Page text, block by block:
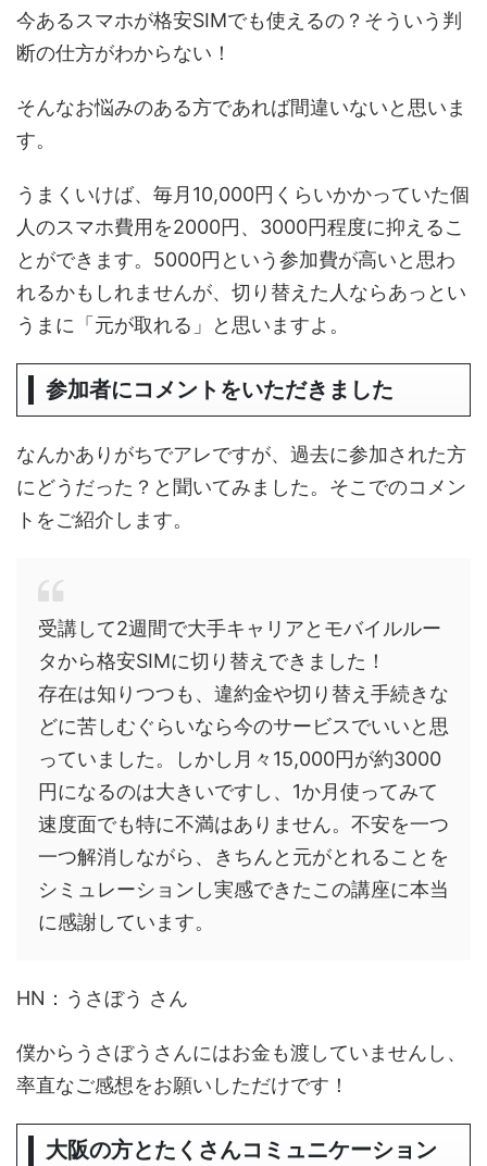
今あるスマホが格安SIMでも使えるの？そういう判
断の仕方がわからない！
そんなお悩みのある方であれば間違いないと思いま
す。
うまくいけば、毎月10,000円くらいかかっていた個
人のスマホ費用を2000円、3000円程度に抑えるこ
とができます。5000円という参加費が高いと思わ
れるかもしれませんが、切り替えた人ならあっとい
うまに「元が取れる」と思いますよ。
参加者にコメントをいただきました
なんかありがちでアレですが、過去に参加された方
にどうだった？と聞いてみました。そこでのコメン
トをご紹介します。
受講して2週間で大手キャリアとモバイルルー
タから格安SIMに切り替えできました！
存在は知りつつも、違約金や切り替え手続きな
どに苦しむぐらいなら今のサービスでいいと思
っていました。しかし月々15,000円が約3000
円になるのは大きいですし、1か月使ってみて
速度面でも特に不満はありません。不安を一つ
一つ解消しながら、きちんと元がとれることを
シミュレーションし実感できたこの講座に本当
に感謝しています。
HN：うさぼう さん
僕からうさぼうさんにはお金も渡していませんし、
率直なご感想をお願いしただけです！
大阪の方とたくさんコミュニケーション